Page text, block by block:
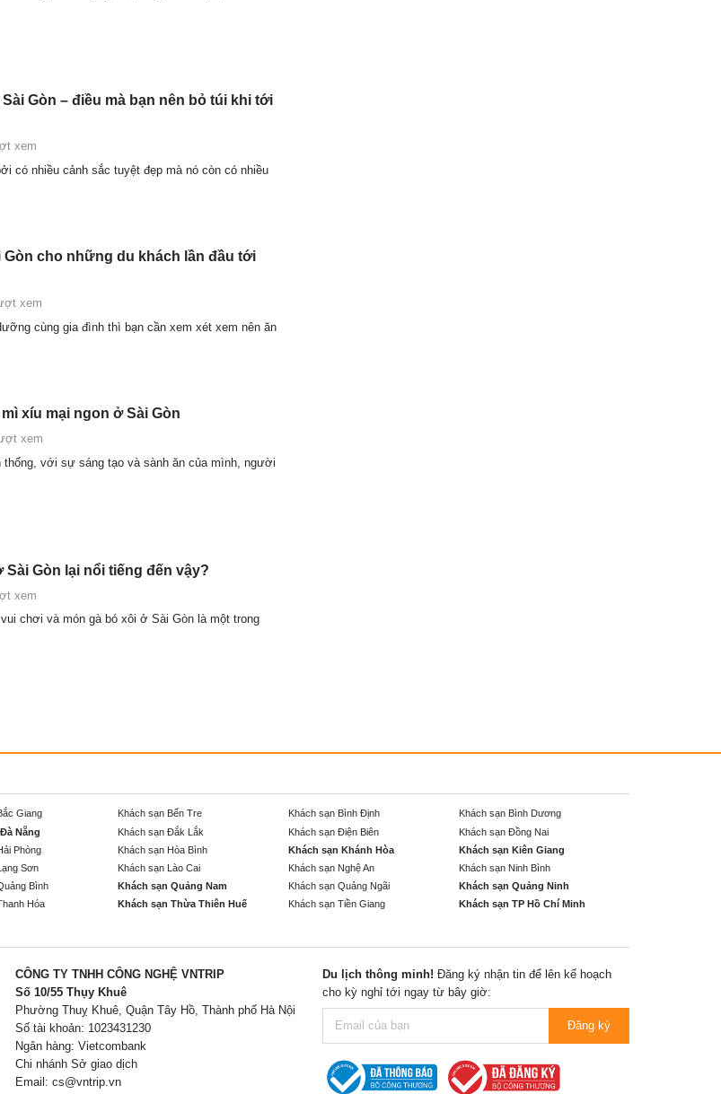
Gòn – điều mà bạn nên bỏ túi khi tới
xem
có nhiều cảnh sắc tuyệt đẹp mà nó còn có nhiều
Gòn cho những du khách lần đầu tới
xem
cùng gia đình thì bạn cần xem xét xem nên ăn
xíu mại ngon ở Sài Gòn
xem
thống, với sự sáng tạo và sành ăn của mình, người
Gòn lại nổi tiếng đến vậy?
xem
chơi và món gà bó xôi ở Sài Gòn là một trong
Giang Khách sạn Bến Tre Khách sạn Bình Định
Khách sạn Bình Dương
Nẵng Khách sạn Đắk Lắk Khách sạn Điện Biên
Khách sạn Đồng Nai
Phòng Khách sạn Hòa Bình Khách sạn Khánh Hòa
Khách sạn Kiên Giang
Sơn Khách sạn Lào Cai Khách sạn Nghệ An
Khách sạn Ninh Bình
Bình Khách sạn Quảng Nam Khách sạn Quảng Ngãi
Khách sạn Quảng Ninh
Hóa Khách sạn Thừa Thiên Huế Khách sạn Tiền Giang
Khách sạn TP Hồ Chí Minh
CÔNG TY TNHH CÔNG NGHỆ VNTRIP
Số 10/55 Thụy Khuê
Phường Thuỵ Khuê, Quận Tây Hồ, Thành phố Hà Nội
Số tài khoản: 1023431230
Ngân hàng: Vietcombank
Chi nhánh Sở giao dịch
Email: cs@vntrip.vn
Du lịch thông minh! Đăng ký nhận tin để lên kế hoạch
cho kỳ nghỉ tới ngay từ bây giờ:
Đăng ký